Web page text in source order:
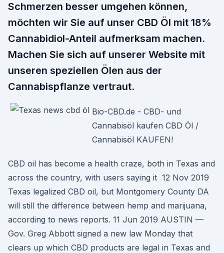
Schmerzen besser umgehen können,
möchten wir Sie auf unser CBD Öl mit 18%
Cannabidiol-Anteil aufmerksam machen.
Machen Sie sich auf unserer Website mit
unseren speziellen Ölen aus der
Cannabispflanze vertraut.
Bio-CBD.de - CBD- und
Cannabisöl kaufen CBD Öl /
Cannabisöl KAUFEN!
CBD oil has become a health craze, both in Texas and
across the country, with users saying it 12 Nov 2019
Texas legalized CBD oil, but Montgomery County DA
will still the difference between hemp and marijuana,
according to news reports. 11 Jun 2019 AUSTIN —
Gov. Greg Abbott signed a new law Monday that
clears up which CBD products are legal in Texas and